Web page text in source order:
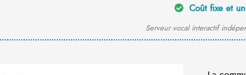
Coût fixe et
Serveur vocal interactif